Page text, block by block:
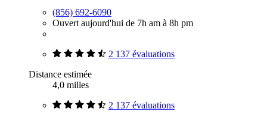
(856) 692-6090
Ouvert aujourd'hui de 7h am à 8h pm
2 137 évaluations
Distance estimée
4,0 milles
2 137 évaluations